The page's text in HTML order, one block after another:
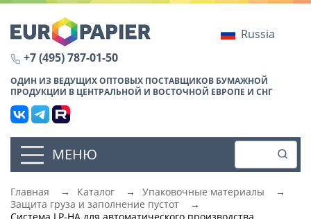
Russia
+7 (495) 787-01-50
ОДИН ИЗ ВЕДУЩИХ ОПТОВЫХ ПОСТАВЩИКОВ БУМАЖНОЙ
ПРОДУКЦИИ В ЦЕНТРАЛЬНОЙ И ВОСТОЧНОЙ ЕВРОПЕ И СНГ
МЕНЮ
Главная → Каталог → Упаковочные материалы
→
Защита груза и заполнение пустот
→
Система LP-HA для автоматического производства